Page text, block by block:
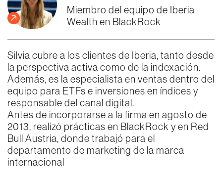
Miembro del equipo de Iberia
Wealth en BlackRock
Silvia cubre a los clientes de Iberia, tanto desde
la perspectiva activa como de la indexación.
Además, es la especialista en ventas dentro del
equipo para ETFs e inversiones en índices y
responsable del canal digital.
Antes de incorporarse a la firma en agosto de
2013, realizó prácticas en BlackRock y en Red
Bull Austria, donde trabajó para el
departamento de marketing de la marca
internacional